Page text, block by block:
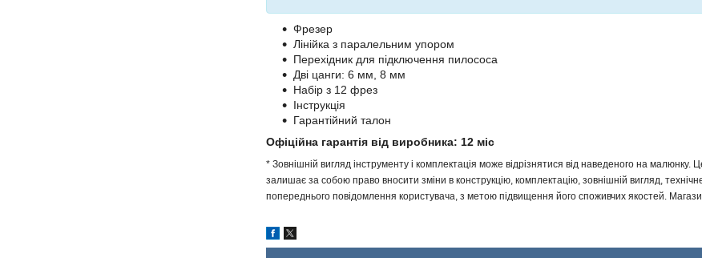
Фрезер
Лінійка з паралельним упором
Перехідник для підключення пилососа
Дві цанги: 6 мм, 8 мм
Набір з 12 фрез
Інструкція
Гарантійний талон
Офіційна гарантія від виробника: 12 міс
* Зовнішній вигляд інструменту і комплектація може відрізнятися від наведеного на
залишає за собою право вносити зміни в конструкцію, комплектацію, зовнішній вигляд,
попереднього повідомлення користувача, з метою підвищення його споживчих якостей.